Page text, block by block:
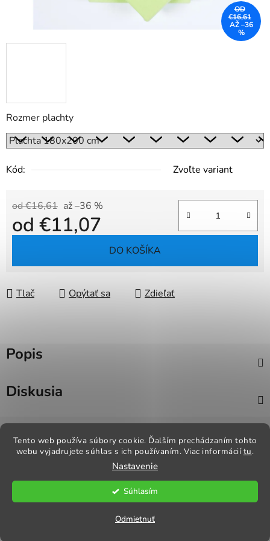
Tento web používa súbory cookie. Ďalším prechádzaním tohto
webu vyjadrujete súhlas s ich používaním. Viac informáciítu.
Nastavenie
Odmietnuť
Súhlasím
Rozmer plachty
Kód: Zvoľte variant
od €16,61 až –36 %
od €11,07
DO KOŠÍKA
Tlač Opýtať sa Zdieľať
OD
€16,61
AŽ –36
%
Popis
Diskusia
Z
Kontakt Obchodné podmienky
Odstúpenie od zmluvy
Reklamačný poriadok Obchodné podmienky
Vytvoril Shoptet
Praktik Textil. Všetky práva vyhradené.